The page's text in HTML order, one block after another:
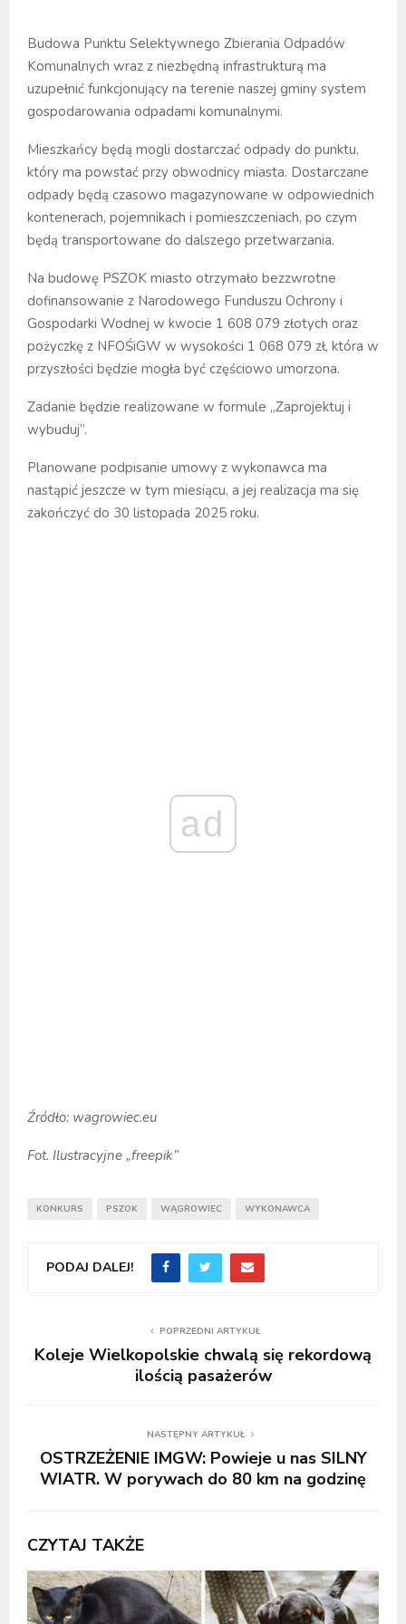
Budowa Punktu Selektywnego Zbierania Odpadów
Komunalnych wraz z niezbędną infrastrukturą ma
uzupełnić funkcjonujący na terenie naszej gminy system
gospodarowania odpadami komunalnymi.
Mieszkańcy będą mogli dostarczać odpady do punktu,
który ma powstać przy obwodnicy miasta. Dostarczane
odpady będą czasowo magazynowane w odpowiednich
kontenerach, pojemnikach i pomieszczeniach, po czym
będą transportowane do dalszego przetwarzania.
Na budowę PSZOK miasto otrzymało bezzwrotne
dofinansowanie z Narodowego Funduszu Ochrony i
Gospodarki Wodnej w kwocie 1 608 079 złotych oraz
pożyczkę z NFOŚiGW w wysokości 1 068 079 zł, która w
przyszłości będzie mogła być częściowo umorzona.
Zadanie będzie realizowane w formule „Zaprojektuj i
wybuduj”.
Planowane podpisanie umowy z wykonawca ma
nastąpić jeszcze w tym miesiącu, a jej realizacja ma się
zakończyć do 30 listopada 2025 roku.
ad
Źródło: wagrowiec.eu
Fot. Ilustracyjne „freepik”
KONKURS PSZOK WĄGROWIEC WYKONAWCA
PODAJ DALEJ!
POPRZEDNI ARTYKUŁ
Koleje Wielkopolskie chwalą się rekordową
ilością pasażerów
NASTĘPNY ARTYKUŁ
OSTRZEŻENIE IMGW: Powieje u nas SILNY
WIATR. W porywach do 80 km na godzinę
CZYTAJ TAKŻE